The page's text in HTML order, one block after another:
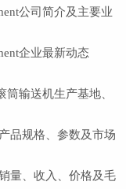
公司简介及主要业
企业最新动态
输送机生产基地、
规格、参数及市场
、收入、价格及毛